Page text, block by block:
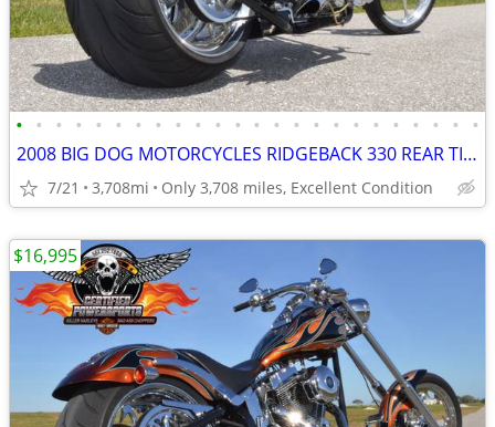
• • • • • • • • • • • • • • • • • • • • • • • •
2008 BIG DOG MOTORCYCLES RIDGEBACK 330 REAR TIRE CHOPPER
7/21 3,708mi Only 3,708 miles, Excellent Condition
$16,995